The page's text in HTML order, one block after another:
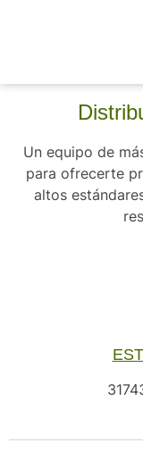
Un equipo de
para ofrecerte
altos